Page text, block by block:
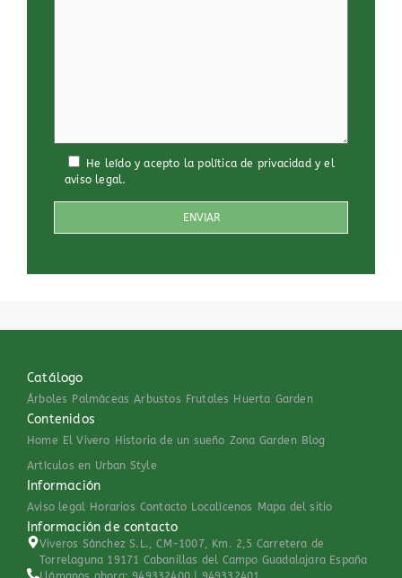
He leído y acepto la política de privacidadyel
aviso legal.
Catálogo
Árboles Palmáceas Arbustos Frutales Huerta Garden
Contenidos
Home El Vivero Historia de un sueño Zona Garden Blog
Artículos en Urban Style
Información
Aviso legal Horarios Contacto Localícenos Mapa del sitio
Información de contacto
Viveros Sánchez S.L., CM-1007, Km. 2,5 Carretera de
Torrelaguna 19171 Cabanillas del Campo Guadalajara España